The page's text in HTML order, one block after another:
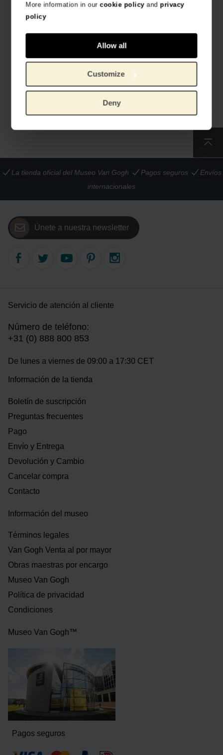
More information in ourcookie policyand privacy
policy
Allow all
Customize
Deny
TEJE TU PROPIA OBRA MAESTRA
27,23
La tienda oficial del Museo Van Gogh Pagos seguros
Envíos
internacionales
Únete a nuestra newsletter
Servicio de atención al cliente
Número de teléfono:
+31 (0) 888 800 853
De lunes a viernes de 09:00 a 17:30 CET
Información de la tienda
Boletín de suscripción
Preguntas frecuentes
Pago
Envío y Entrega
Devolución y Cambio
Cancelar compra
Contacto
Información del museo
Términos legales
Van Gogh Venta al por mayor
Obras maestras por encargo
Museo Van Gogh
Política de privacidad
Condiciones
Museo Van Gogh™
Pagos seguros